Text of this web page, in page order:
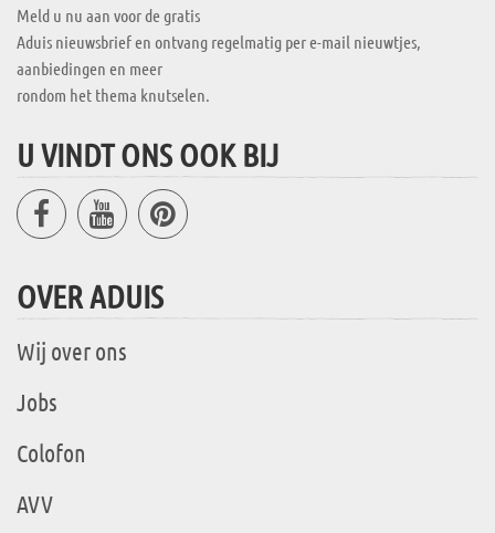
Meld u nu aan voor de gratis
Aduis nieuwsbrief en ontvang regelmatig per e-mail nieuwtjes,
aanbiedingen en meer
rondom het thema knutselen.
U VINDT ONS OOK BIJ
OVER ADUIS
Wij over ons
Jobs
Colofon
AVV